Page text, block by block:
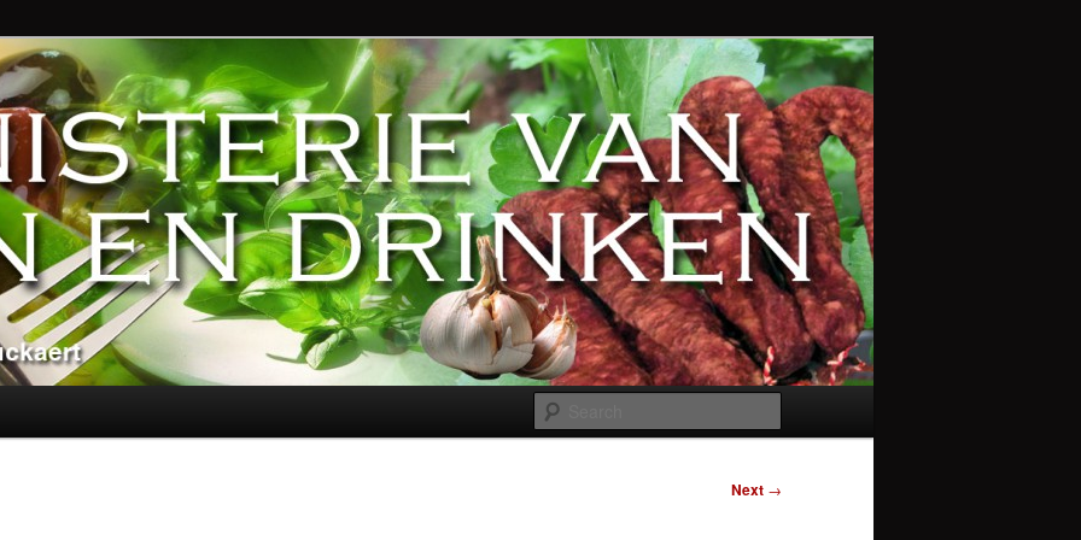
en Drinken
genoegens…
Next →